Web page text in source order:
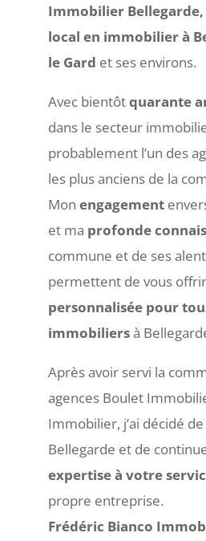
Immobilier
local en immobilier à
le Gard et ses environs.
Avec bientôtquarante
dans le secteur
probablement l’un des
les plus anciens de la
Mon engagement
et ma profonde
commune et de ses
permettent de vous
personnalisée pour
immobiliersà
Après avoir servi la
agences Boulet
Immobilier, j’ai décidé
Bellegarde et de
expertise à votre
propre entreprise.
Frédéric Bianco